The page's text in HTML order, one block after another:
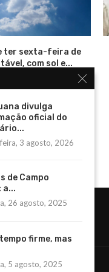
ter sexta-feira de
com sol e...
divulga
oficial do
3 agosto, 2026
de Campo
a...
26 agosto, 2025
firme, mas
5 agosto, 2025